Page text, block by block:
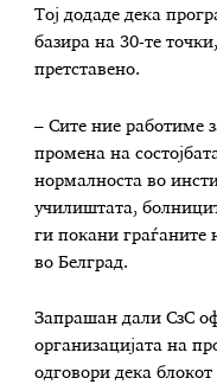
Тој додаде дека
базира на 30-те
претставено.
– Сите ние работиме
промена на
нормалноста во
училиштата,
ги покани граѓаните
во Белград.
Запрашан дали СзС
организацијата на
одговори дека